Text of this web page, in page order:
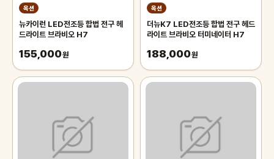
옥션
뉴카이런 LED전조등 합법 전구 헤
드라이트 브라비오 H7
155,000원
옥션
더뉴K7 LED전조등 합법 전구 헤드
라이트 브라비오 터미네이터 H7
188,000원